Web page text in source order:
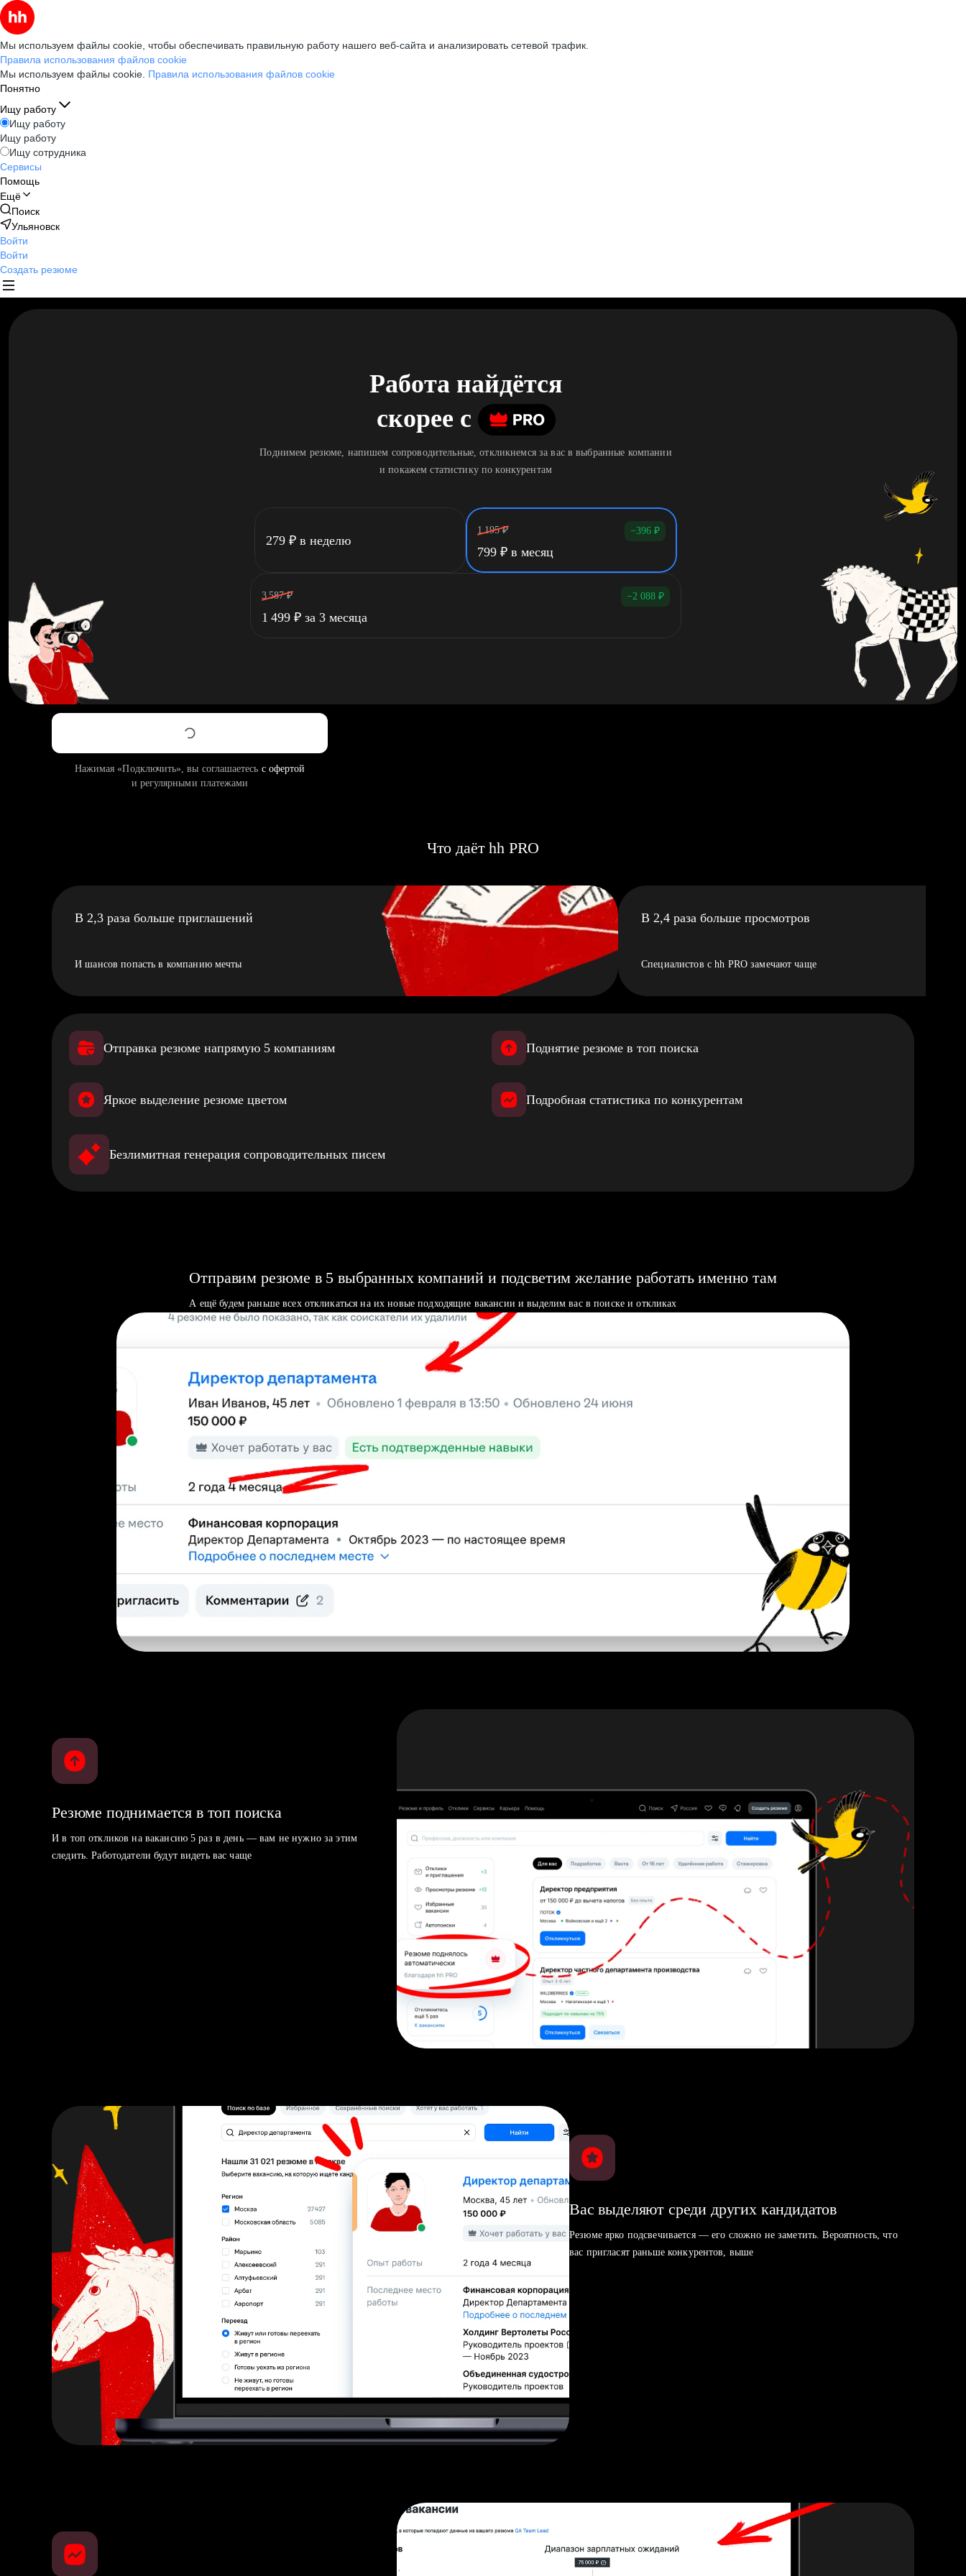
Мы используем файлы cookie, чтобы обеспечивать правильную работу нашего веб-сайта и анализировать сетевой трафик.
Правила использования файлов cookie
Мы используем файлы cookie. Правила использования файлов cookie
Понятно
Ищу работу
Ищу работу
Ищу работу
Ищу сотрудника
Сервисы
Помощь
Ещё
Поиск
Ульяновск
Войти
Войти
Создать резюме
Работа найдётся
скорее c
Поднимем резюме, напишем сопроводительные, откликнемся за вас в выбранные компании
и покажем статистику по конкурентам
279 ₽ в неделю
1 195 ₽ −396 ₽
799 ₽ в месяц
3 587 ₽ −2 088 ₽
1 499 ₽ за 3 месяца
Нажимая «Подключить», вы соглашаетесь с офертой
и регулярными платежами
Что даёт hh PRO
В 2,3 раза больше приглашений
И шансов попасть в компанию мечты
В 2,4 раза больше просмотров
Специалистов с hh PRO замечают чаще
Отправка резюме напрямую 5 компаниям Поднятие резюме в топ поиска
Яркое выделение резюме цветом Подробная статистика по конкурентам
Безлимитная генерация сопроводительных писем
Отправим резюме в 5 выбранных компаний и подсветим желание работать именно там
А ещё будем раньше всех откликаться на их новые подходящие вакансии и выделим вас в поиске и откликах
Резюме поднимается в топ поиска
И в топ откликов на вакансию 5 раз в день — вам не нужно за этим
следить. Работодатели будут видеть вас чаще
Вас выделяют среди других кандидатов
Резюме ярко подсвечивается — его сложно не заметить. Вероятность, что
вас пригласят раньше конкурентов, выше